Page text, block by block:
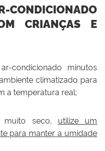
CONDICIONADO
CRIANÇAS E
condicionado minutos
climatizado para
a temperatura real;
seco, utilize um
para manter a umidade